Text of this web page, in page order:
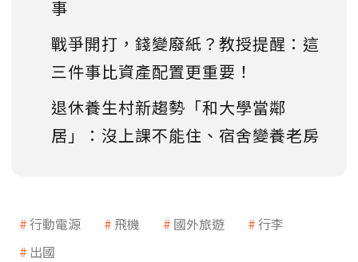
事
戰爭開打，錢變廢紙？教授提醒：這
三件事比資產配置更重要！
退休養生村新趨勢「和大學當鄰
居」：沒上課不能住、宿舍變養老房
行動電源 飛機 國外旅遊
行李
出國